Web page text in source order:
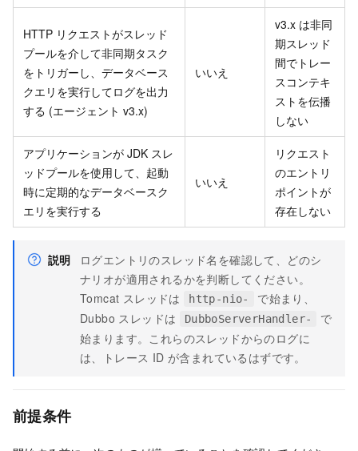
HTTP リクエストがスレッド
プールを介して非同期タスク
をトリガーし、データベース
クエリを実行してログを出力
する (エージェント v3.x)
いいえ
v3.x は非同
期スレッド
間でトレー
スコンテキ
ストを伝播
しない
アプリケーションが JDK スレ
ッドプールを使用して、起動
時に定期的なデータベースク
エリを実行する
いいえ
リクエスト
のエントリ
ポイントが
存在しない
説明
ログエントリのスレッド名を確認して、どのシ
ナリオが適用されるかを判断してください。
Tomcat スレッドは
http-nio-
で始まり、
Dubbo スレッドは
DubboServerHandler-
で
始まります。これらのスレッドからのログに
は、トレース ID が含まれているはずです。
前提条件